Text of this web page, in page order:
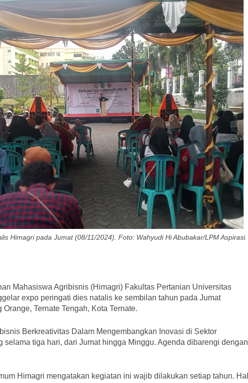
Himagri pada Jumat (08/11/2024). Foto: Wahyudi Hi Abubakar/LPM Aspirasi.
Mahasiswa Agribisnis (Himagri) Fakultas Pertanian Universitas
expo peringati dies natalis ke sembilan tahun pada Jumat
Ternate Tengah, Kota Ternate.
Berkreativitas Dalam Mengembangkan Inovasi di Sektor
selama tiga hari, dari Jumat hingga Minggu. Agenda dibarengi dengan
Himagri mengatakan kegiatan ini wajib dilakukan setiap tahun. Hal